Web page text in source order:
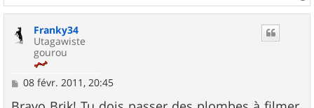
a
Franky34
Utagawiste
gourou
M
s
08 févr. 2011, 20:45